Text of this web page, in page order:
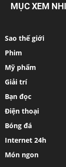
MỤC XEM
Sao thế giới
Phim
Mỹ phẩm
Giải trí
Bạn đọc
Điện thoại
Bóng đá
Internet 24h
Món ngon